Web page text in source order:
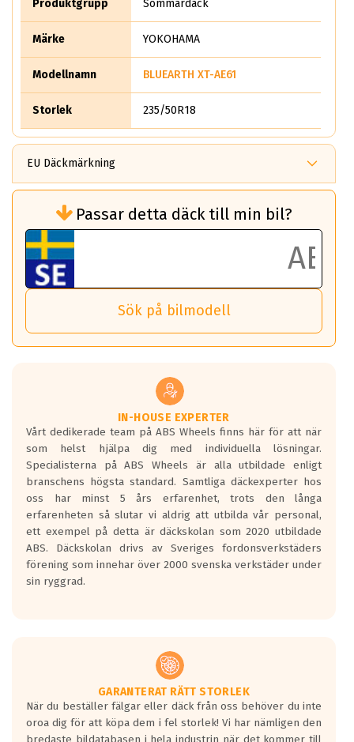
Produktgrupp Sommardäck
Märke YOKOHAMA
Modellnamn BLUEARTH XT-AE61
Storlek 235/50R18
EU Däckmärkning
bränsleförbrukningen)
Det ska vara en betygsskala från klass A
till G för rullmotstånd.
Ett klass A däck kommer ha 6,5% bättre
bränsleförbrukning än ett klass G däck.
Det betyder att om man kör 10,000 km,
så sparar man 50 liter bränsle med ett
vilken körstil du använder.
Våtgrepp egenskaper:
Betygsskalan är satt A till F. Där A påvisar
den kortaste bromssträckan och F är den
längsta.
Inga D eller G betyg delas ut för
personbilar och lätta lastbilar.
Betyget sätts efter ett test där däcken
skall bromsa in på en väg där det ligger
0.5-1.5 mm vatten.
I 80km/h kommer skillnaden på
Vid körning i över 50km/h brukar
rullmotståndets ljud överträffa
motorljudet.
På däckmärkningen kommer det finnas
Passar detta däck till min bil?
Sök på bilmodell
IN-HOUSE EXPERTER
Vårt dedikerade team på ABS Wheels finns här för att när
som helst hjälpa dig med individuella lösningar.
Specialisterna på ABS Wheels är alla utbildade enligt
branschens högsta standard. Samtliga däckexperter hos
oss har minst 5 års erfarenhet, trots den långa
erfarenheten så slutar vi aldrig att utbilda vår personal,
ett exempel på detta är däckskolan som 2020 utbildade
ABS. Däckskolan drivs av Sveriges fordonsverkstäders
förening som innehar över 2000 svenska verkstäder under
sin ryggrad.
GARANTERAT RÄTT STORLEK
När du beställer fälgar eller däck från oss behöver du inte
oroa dig för att köpa dem i fel storlek! Vi har nämligen den
bredaste bildatabasen i hela industrin när det kommer till